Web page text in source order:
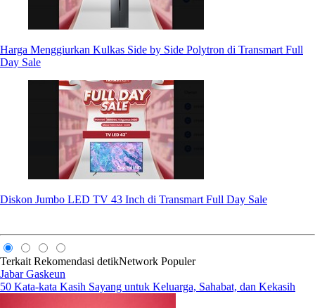
Harga Menggiurkan Kulkas Side by Side Polytron di Transmart Full
Day Sale
Diskon Jumbo LED TV 43 Inch di Transmart Full Day Sale
Terkait Rekomendasi detikNetwork Populer
Jabar Gaskeun
50 Kata-kata Kasih Sayang untuk Keluarga, Sahabat, dan Kekasih